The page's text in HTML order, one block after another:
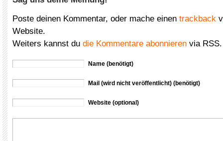
Poste deinen Kommentar, oder mache einen trackback
Website.
Weiters kannst du die Kommentare abonnieren via RSS.
Name (benötigt)
Mail (wird nicht veröffentlicht) (benötigt)
Website (optional)